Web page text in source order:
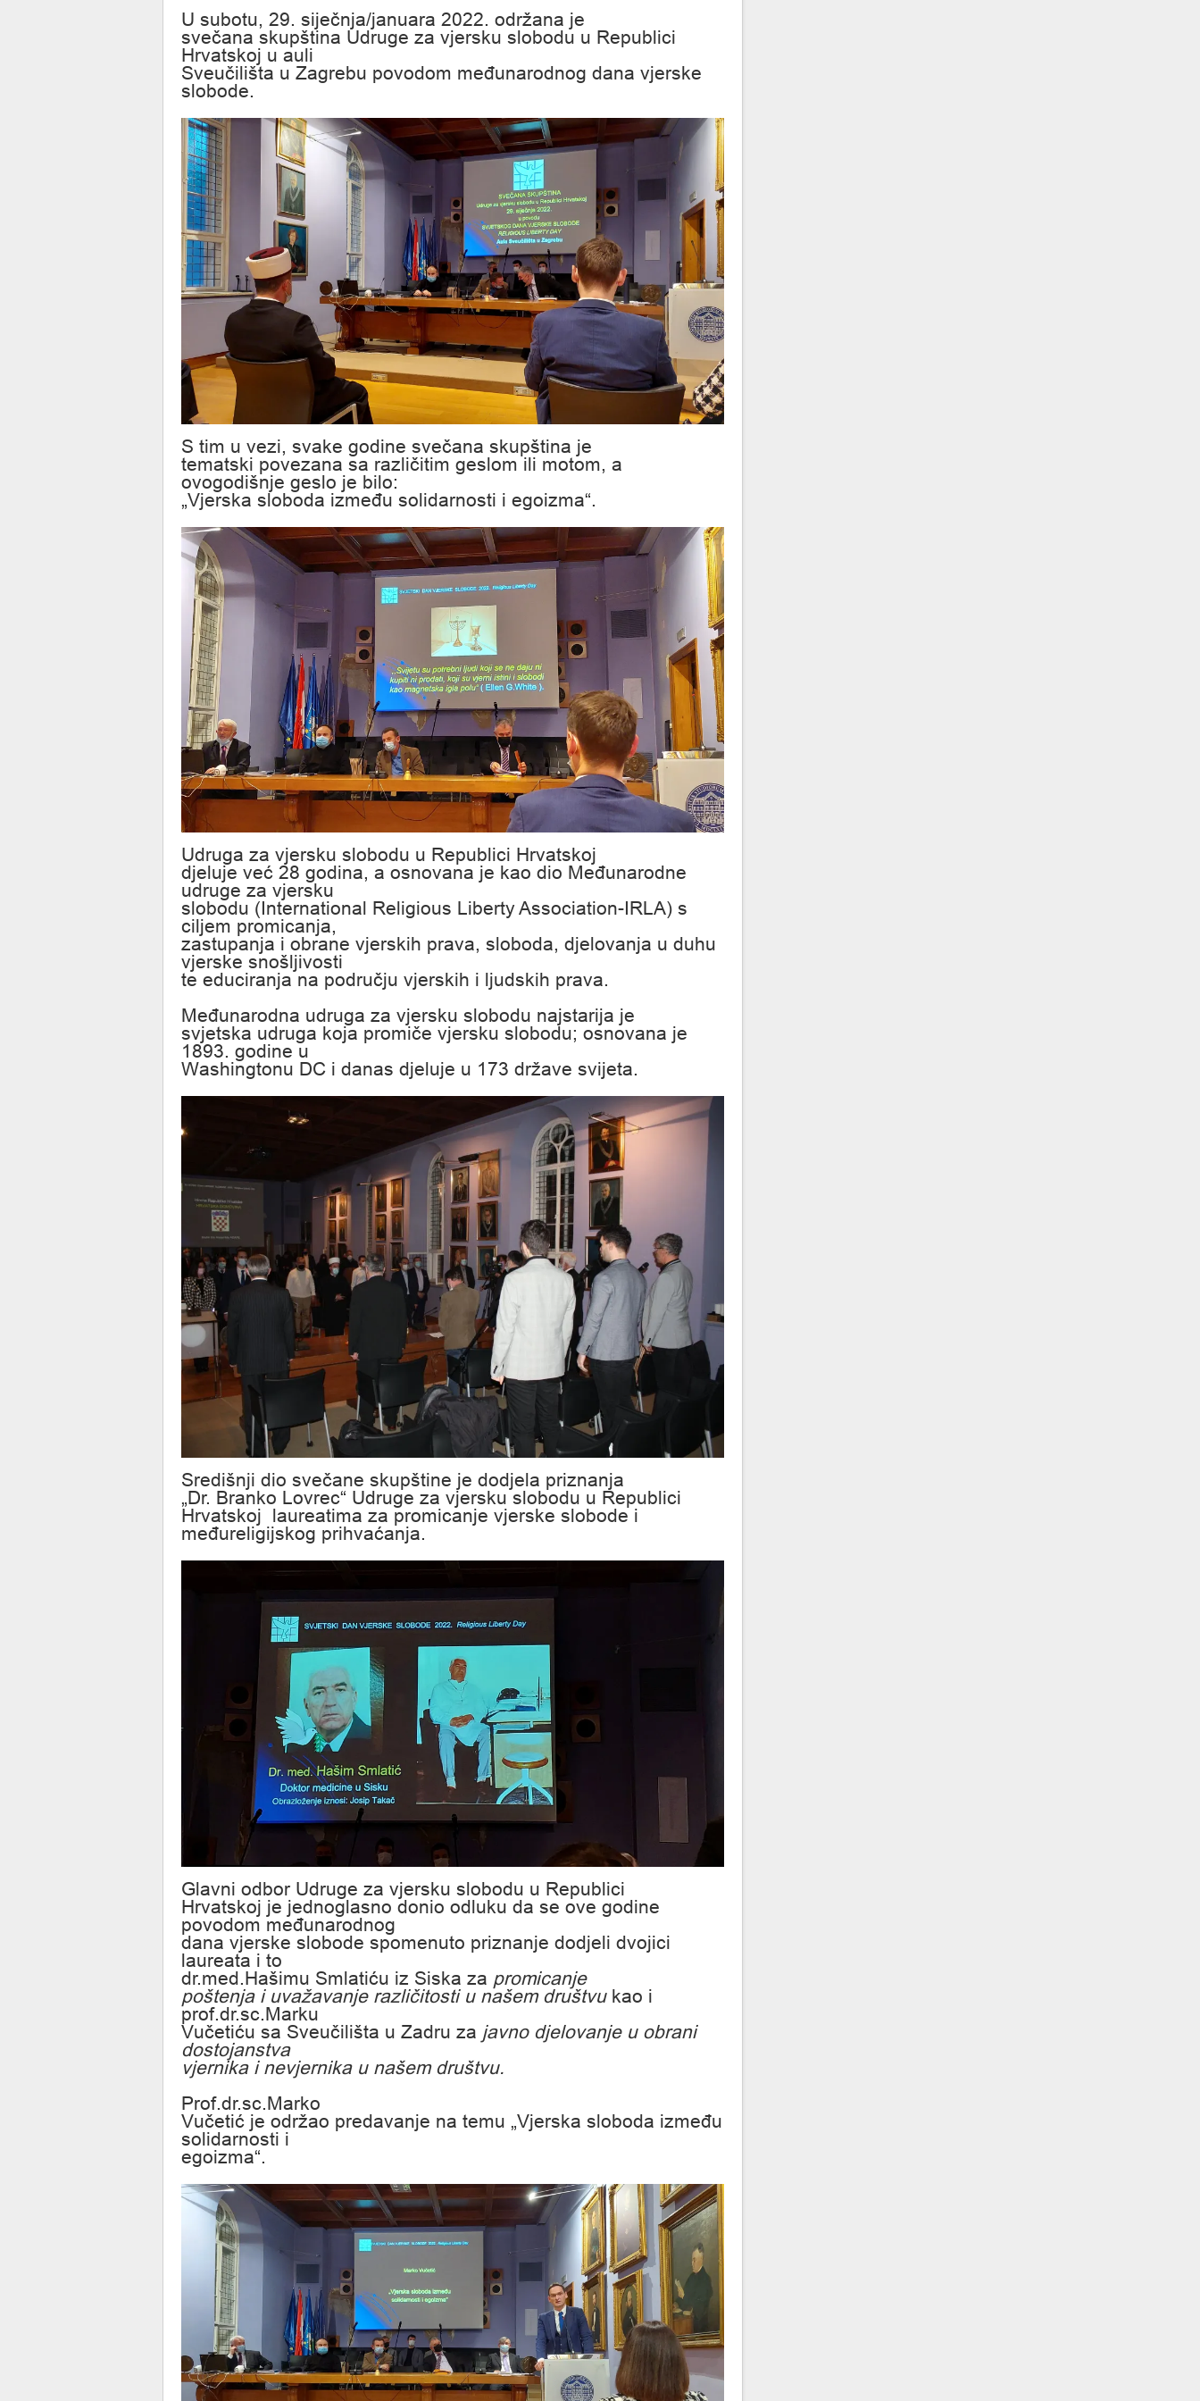
U subotu, 29. siječnja/januara 2022. održana je
svečana skupština Udruge za vjersku slobodu u Republici
Hrvatskoj u auli
Sveučilišta u Zagrebu povodom međunarodnog dana vjerske
slobode.
S tim u vezi, svake godine svečana skupština je
tematski povezana sa različitim geslom ili motom, a
ovogodišnje geslo je bilo:
„Vjerska sloboda između solidarnosti i egoizma“.
Udruga za vjersku slobodu u Republici Hrvatskoj
djeluje već 28 godina, a osnovana je kao dio Međunarodne
udruge za vjersku
slobodu (International Religious Liberty Association-IRLA) s
ciljem promicanja,
zastupanja i obrane vjerskih prava, sloboda, djelovanja u duhu
vjerske snošljivosti
te educiranja na području vjerskih i ljudskih prava.
Međunarodna udruga za vjersku slobodu najstarija je
svjetska udruga koja promiče vjersku slobodu; osnovana je
1893. godine u
Washingtonu DC i danas djeluje u 173 države svijeta.
Središnji dio svečane skupštine je dodjela priznanja
„Dr. Branko Lovrec“ Udruge za vjersku slobodu u Republici
Hrvatskoj laureatima za promicanje vjerske slobode i
međureligijskog prihvaćanja.
Glavni odbor Udruge za vjersku slobodu u Republici
Hrvatskoj je jednoglasno donio odluku da se ove godine
povodom međunarodnog
dana vjerske slobode spomenuto priznanje dodjeli dvojici
laureata i to
dr.med.Hašimu Smlatiću iz Siska za promicanje
poštenja i uvažavanje različitosti u našem društvukao i
prof.dr.sc.Marku
Vučetiću sa Sveučilišta u Zadru za javno djelovanje u obrani
dostojanstva
vjernika i nevjernika u našem društvu.
Prof.dr.sc.Marko
Vučetić je održao predavanje na temu „Vjerska sloboda između
solidarnosti i
egoizma“.